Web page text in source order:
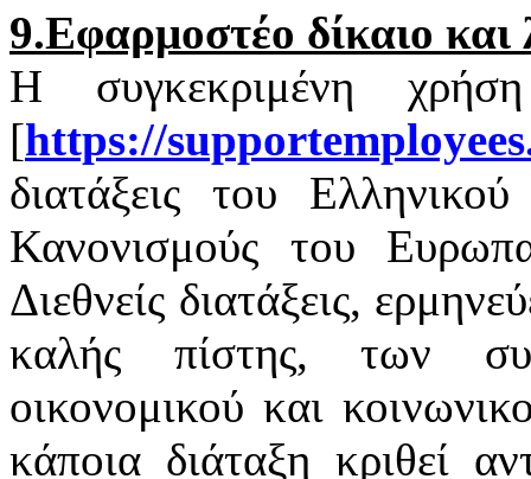
9.Εφαρμοστέο δίκαιο και
Η συγκεκριμένη
[https://supportemployees
διατάξεις του
Κανονισμούς του
Διεθνείς διατάξεις,
καλής πίστης, των
οικονομικού και
κάποια διάταξη κριθεί